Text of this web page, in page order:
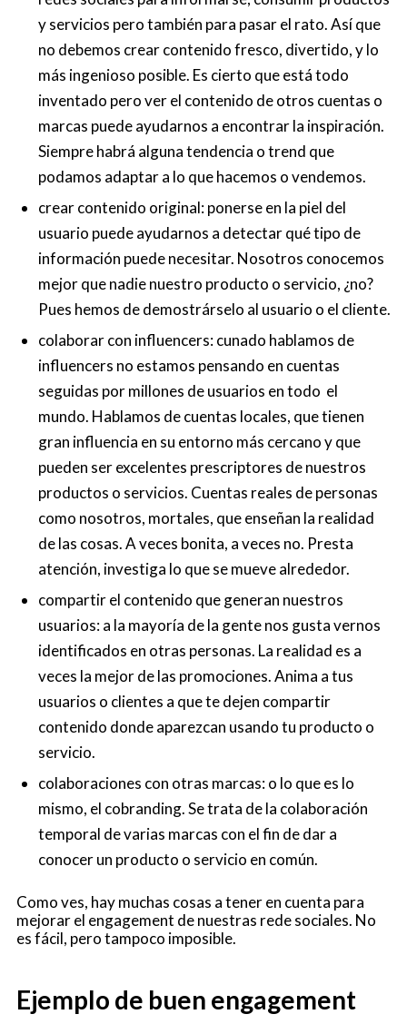
y servicios pero también para pasar el rato. Así que
no debemos crear contenido fresco, divertido, y lo
más ingenioso posible. Es cierto que está todo
inventado pero ver el contenido de otros cuentas o
marcas puede ayudarnos a encontrar la inspiración.
Siempre habrá alguna tendencia o trend que
podamos adaptar a lo que hacemos o vendemos.
crear contenido original: ponerse en la piel del
usuario puede ayudarnos a detectar qué tipo de
información puede necesitar. Nosotros conocemos
mejor que nadie nuestro producto o servicio, ¿no?
Pues hemos de demostrárselo al usuario o el cliente.
colaborar con influencers: cunado hablamos de
influencers no estamos pensando en cuentas
seguidas por millones de usuarios en todo el
mundo. Hablamos de cuentas locales, que tienen
gran influencia en su entorno más cercano y que
pueden ser excelentes prescriptores de nuestros
productos o servicios. Cuentas reales de personas
como nosotros, mortales, que enseñan la realidad
de las cosas. A veces bonita, a veces no. Presta
atención, investiga lo que se mueve alrededor.
compartir el contenido que generan nuestros
usuarios: a la mayoría de la gente nos gusta vernos
identificados en otras personas. La realidad es a
veces la mejor de las promociones. Anima a tus
usuarios o clientes a que te dejen compartir
contenido donde aparezcan usando tu producto o
servicio.
colaboraciones con otras marcas: o lo que es lo
mismo, el cobranding. Se trata de la colaboración
temporal de varias marcas con el fin de dar a
conocer un producto o servicio en común.
Como ves, hay muchas cosas a tener en cuenta para
mejorar el engagement de nuestras rede sociales. No
es fácil, pero tampoco imposible.
Ejemplo de buen engagement